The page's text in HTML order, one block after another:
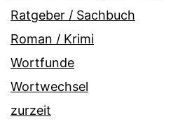
Ratgeber / Sachbuch
Roman / Krimi
Wortfunde
Wortwechsel
zurzeit